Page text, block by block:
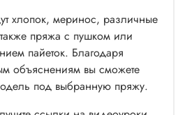
хлопок, меринос, различные
пряжа с пушком или
пайеток. Благодаря
объяснениям вы сможете
под выбранную пряжу.